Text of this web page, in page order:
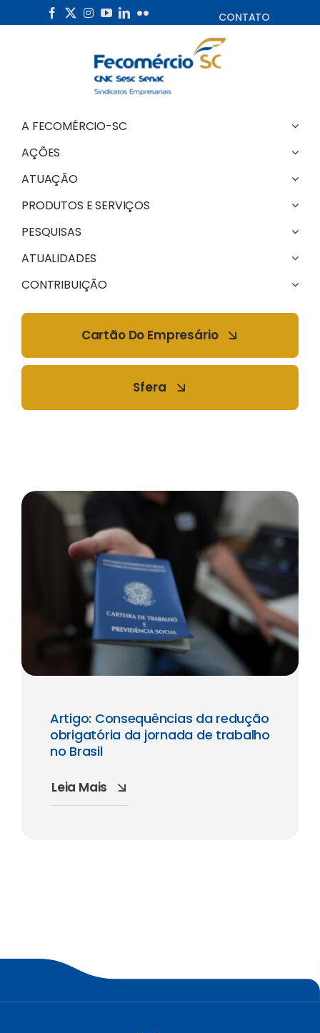
to
CONTATO
A FECOMÉRCIO-SC
AÇÕES
ATUAÇÃO
PRODUTOS E SERVIÇOS
PESQUISAS
ATUALIDADES
CONTRIBUIÇÃO
Cartão Do Empresário
Sfera
Artigo: Consequências da redução
obrigatória da jornada de trabalho
no Brasil
Leia Mais